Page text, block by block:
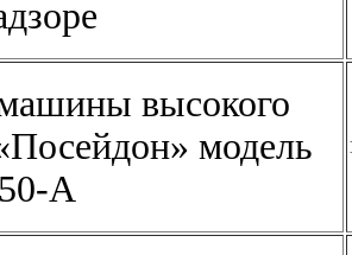
высокого
модель
А